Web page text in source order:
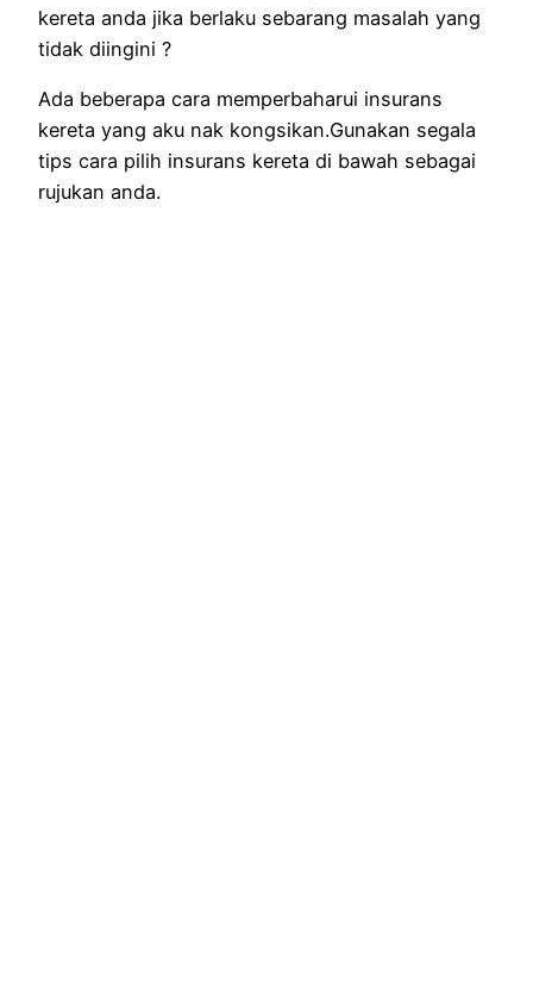
kereta anda jika berlaku sebarang masalah yang
tidak diingini ?
Ada beberapa cara memperbaharui insurans
kereta yang aku nak kongsikan.Gunakan segala
tips cara pilih insurans kereta di bawah sebagai
rujukan anda.